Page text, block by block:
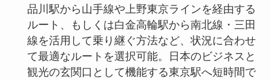
品川駅から山手線や上野東京ラインを経由する
ルート、もしくは白金高輪駅から南北線・三田
線を活用して乗り継ぐ方法など、状況に合わせ
て最適なルートを選択可能。日本のビジネスと
観光の玄関口として機能する東京駅へ短時間で